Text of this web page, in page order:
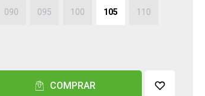
090 095 100 105 110
COMPRAR